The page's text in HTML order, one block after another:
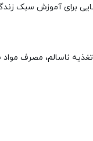
برای آموزش سبک
تغذیه ناسالم، مصرف